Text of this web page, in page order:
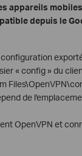
appareils
depuis le
« config » du
de
OpenVPN et